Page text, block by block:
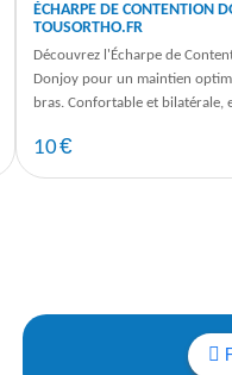
ÉCHARPE DE CONTENTION
TOUSORTHO.FR
Découvrez l'Écharpe de
Donjoy pour un maintien
bras. Confortable et bilatérale,
10€